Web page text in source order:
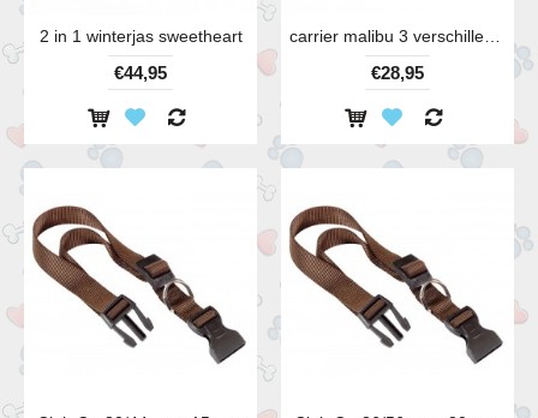
2 in 1 winterjas sweetheart
€44,95 €28,95